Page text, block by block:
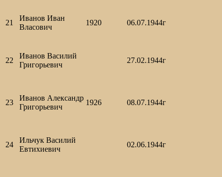
21
Иванов Иван
Власович
1920 06.07.1944г
22
Иванов Василий
Григорьевич
27.02.1944г
23
Иванов Александр
Григорьевич
1926 08.07.1944г
24
Ильчук Василий
Евтихиевич
02.06.1944г